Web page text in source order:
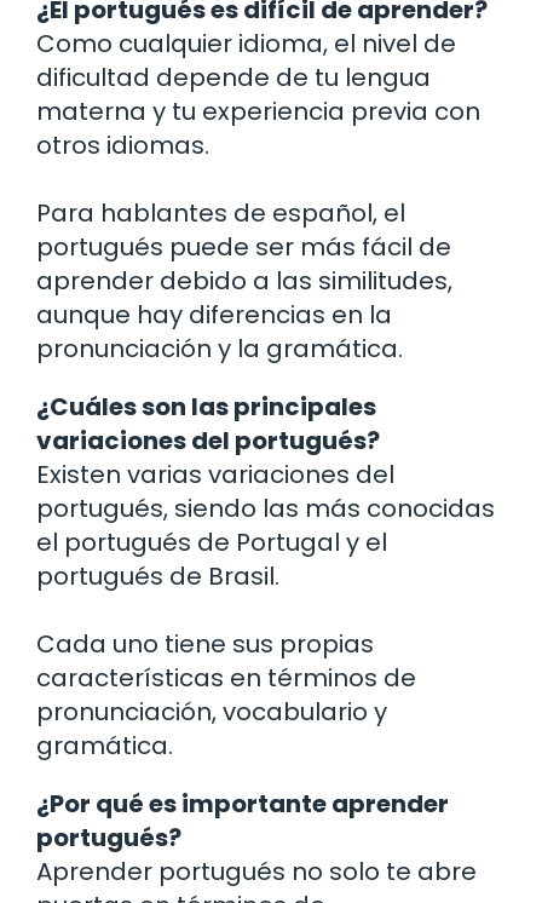
¿El portugués es difícil de aprender?
Como cualquier idioma, el nivel de
dificultad depende de tu lengua
materna y tu experiencia previa con
otros idiomas.
Para hablantes de español, el
portugués puede ser más fácil de
aprender debido a las similitudes,
aunque hay diferencias en la
pronunciación y la gramática.
¿Cuáles son las principales
variaciones del portugués?
Existen varias variaciones del
portugués, siendo las más conocidas
el portugués de Portugal y el
portugués de Brasil.
Cada uno tiene sus propias
características en términos de
pronunciación, vocabulario y
gramática.
¿Por qué es importante aprender
portugués?
Aprender portugués no solo te abre